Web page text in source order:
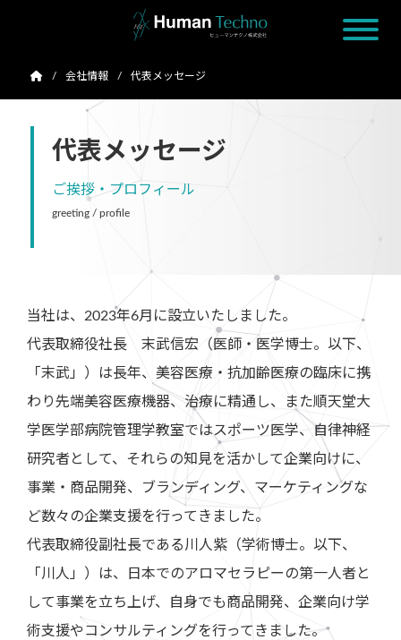
会社情報 代表メッセージ
代表メッセージ
ご挨拶・プロフィール
greeting / profile
当社は、2023年6月に設立いたしました。
代表取締役社長 末武信宏（医師・医学博士。以下、
「末武」）は長年、美容医療・抗加齢医療の臨床に携
わり先端美容医療機器、治療に精通し、また順天堂大
学医学部病院管理学教室ではスポーツ医学、自律神経
研究者として、それらの知見を活かして企業向けに、
事業・商品開発、ブランディング、マーケティングな
ど数々の企業支援を行ってきました。
代表取締役副社長である川人紫（学術博士。以下、
「川人」）は、日本でのアロマセラピーの第一人者と
して事業を立ち上げ、自身でも商品開発、企業向け学
術支援やコンサルティングを行ってきました。